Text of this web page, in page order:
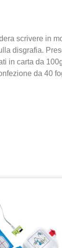
scrivere in
disgrafia.
in carta da
da 40